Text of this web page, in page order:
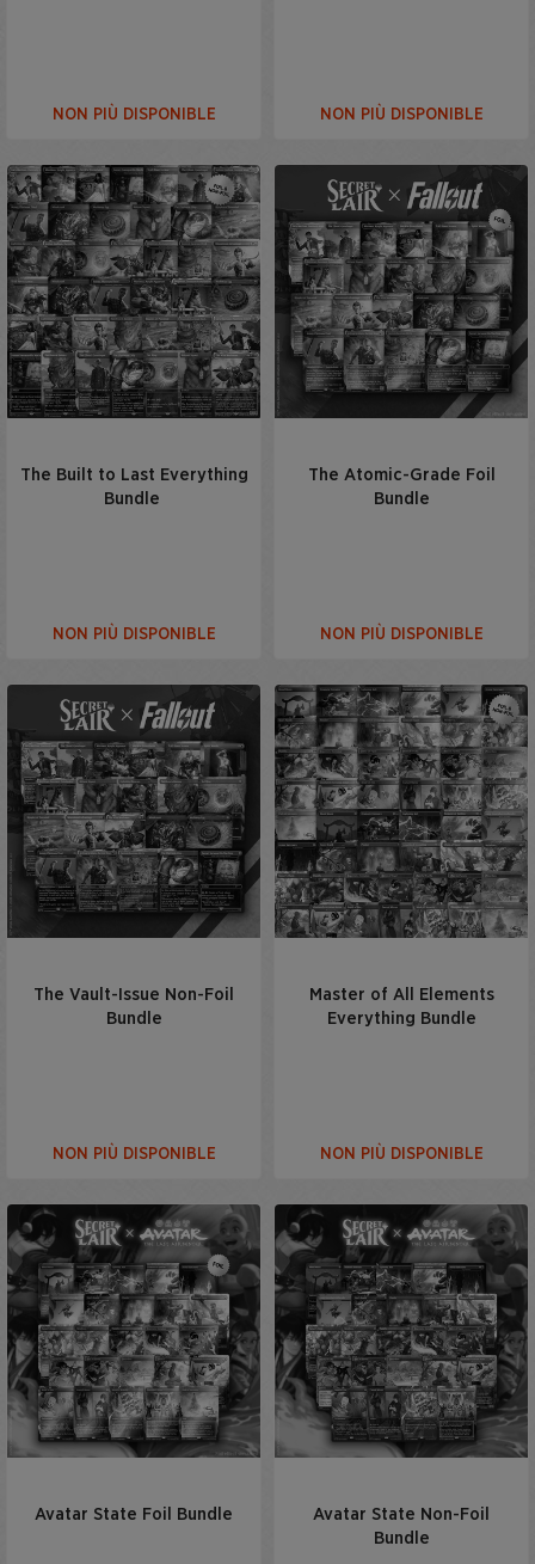
NON PIÙ DISPONIBLE NON PIÙ DISPONIBLE
The Built to Last Everything
Bundle
NON PIÙ DISPONIBLE
The Atomic-Grade Foil
Bundle
NON PIÙ DISPONIBLE
The Vault-Issue Non-Foil
Bundle
NON PIÙ DISPONIBLE
Master of All Elements
Everything Bundle
NON PIÙ DISPONIBLE
Avatar State Foil Bundle
Avatar State Non-Foil
Bundle